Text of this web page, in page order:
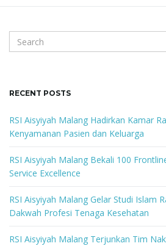
e
c
k
e
y
w
o
r
d
RECENT POSTS
RSI Aisyiyah Malang Hadirkan Kamar
Kenyamanan Pasien dan Keluarga
RSI Aisyiyah Malang Bekali 100
Service Excellence
RSI Aisyiyah Malang Gelar Studi Islam
Dakwah Profesi Tenaga Kesehatan
RSI Aisyiyah Malang Terjunkan Tim